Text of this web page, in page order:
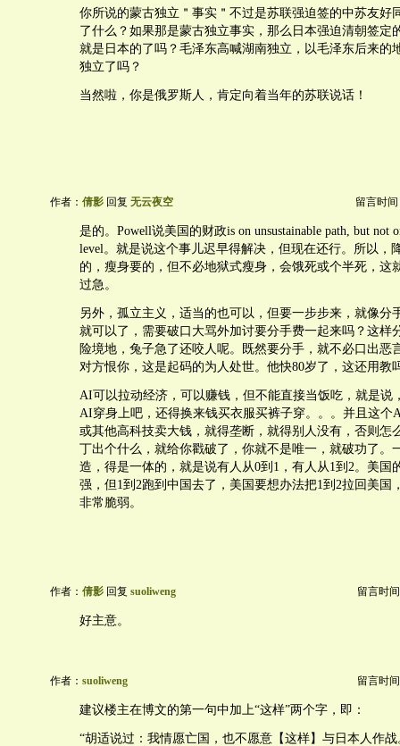
你所说的蒙古独立＂事实＂不过是苏联强迫签的中苏友好
了什么？如果那是蒙古独立事实，那么日本强迫清朝签定
就是日本的了吗？毛泽东高喊湖南独立，以毛泽东后来的
独立了吗？
当然啦，你是俄罗斯人，肯定向着当年的苏联说话！
作者： 倩影 回复 无云夜空 留言时间
是的。Powell说美国的财政is on unsustainable path, but not
level。就是说这个事儿迟早得解决，但现在还行。所以，
的，瘦身要的，但不必地狱式瘦身，会饿死或个半死，这
过急。
另外，孤立主义，适当的也可以，但要一步步来，就像分
就可以了，需要破口大骂外加讨要分手费一起来吗？这样
险境地，兔子急了还咬人呢。既然要分手，就不必口出恶
对方恨你，这是起码的为人处世。他快80岁了，这还用教
AI可以拉动经济，可以赚钱，但不能直接当饭吃，就是说
AI穿身上吧，还得换来钱买衣服买裤子穿。。。并且这个
或其他高科技卖大钱，就得垄断，就得别人没有，否则怎
丁出个什么，就给你戳破了，你就不是唯一，就破功了。
造，得是一体的，就是说有人从0到1，有人从1到2。美国
强，但1到2跑到中国去了，美国要想办法把1到2拉回美国
非常脆弱。
作者： 倩影 回复 suoliweng 留言时
好主意。
作者： suoliweng 留言时
建议楼主在博文的第一句中加上“这样”两个字，即：
“胡适说过：我情愿亡国，也不愿意【这样】与日本人作战